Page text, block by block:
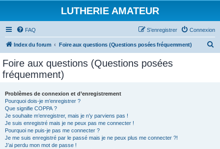
LUTHERIE AMATEUR
FAQ Connexion
S’enregistrer
Index du forum Foire aux questions (Questions posées fréquemment)
Foire aux questions (Questions posées
fréquemment)
Problèmes de connexion et d’enregistrement
Pourquoi dois-je m’enregistrer ?
Que signifie COPPA ?
Je souhaite m’enregistrer, mais je n’y parviens pas !
Je suis enregistré mais je ne peux pas me connecter !
Pourquoi ne puis-je pas me connecter ?
Je me suis enregistré par le passé mais je ne peux plus me connecter ?!
J’ai perdu mon mot de passe !